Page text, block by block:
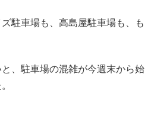
駐車場も、高島屋駐車場も、も
、駐車場の混雑が今週末から始